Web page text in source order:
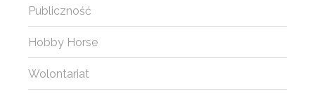
Publiczność
Hobby Horse
Wolontariat